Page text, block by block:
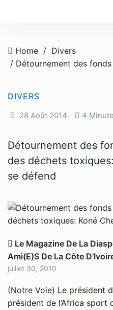
Home / Divers
DIVERS
28 Août 2014 4
Détournement des
des déchets
se défend
Le Magazine De La
Ami(e)s De La Côte
juillet 30, 2010
(Notre Voie) Le président
président de l’Africa sport